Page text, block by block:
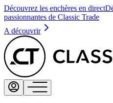
Découvrez les enchères en direct
passionnantes de Classic Trade
A découvrir